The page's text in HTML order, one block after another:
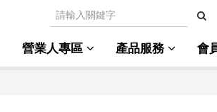
營業人專區 產品服務 會